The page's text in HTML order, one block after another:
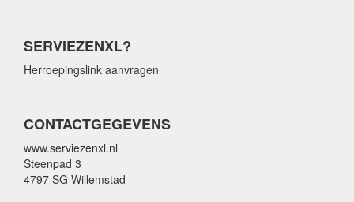
SERVIEZENXL?
Herroepingslink aanvragen
CONTACTGEGEVENS
www.serviezenxl.nl
Steenpad 3
4797 SG Willemstad